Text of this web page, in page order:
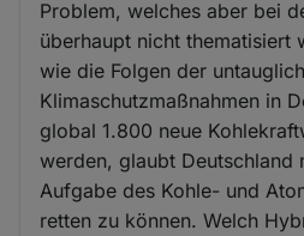
Problem, welches aber bei
überhaupt nicht thematisiert
wie die Folgen der
Klimaschutzmaßnahmen in
global 1.800 neue
werden, glaubt Deutschland
Aufgabe des Kohle- und
retten zu können. Welch